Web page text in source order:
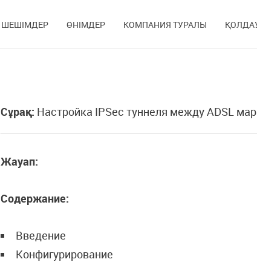
ШЕШІМДЕР ӨНІМДЕР КОМПАНИЯ ТУРАЛЫ
Сұрақ: Настройка IPSec туннеля между ADSL
Жауап:
Содержание:
Введение
Конфигурирование